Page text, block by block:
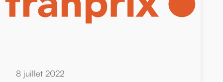
8 juillet 2022